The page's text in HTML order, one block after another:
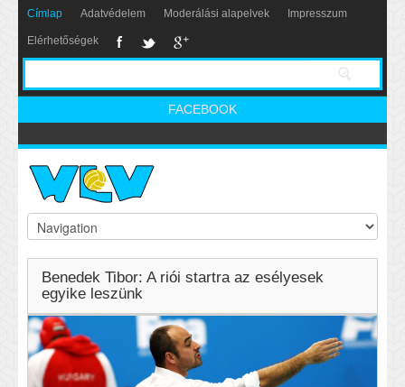
Címlap Adatvédelem Moderálási alapelvek Impresszum
Elérhetőségek
FACEBOOK
Benedek Tibor: A riói startra az esélyesek
egyike leszünk